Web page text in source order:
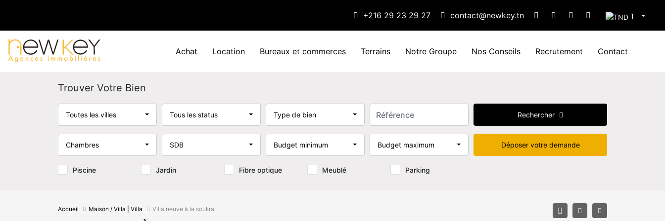
+216 29 23 29 27 contact@newkey.tn TND
Achat Location Bureaux et commerces Terrains Notre Groupe Nos Conseils Recrutement Contact
Trouver Votre Bien
Toutes les villes Tous les status Type de bien
Chambres SDB Budget minimum Budget maximum
Piscine Jardin Fibre optique Meublé Parking
Rechercher
Déposer votre demande
Accueil Maison / Villa | Villa Villa neuve à la soukra